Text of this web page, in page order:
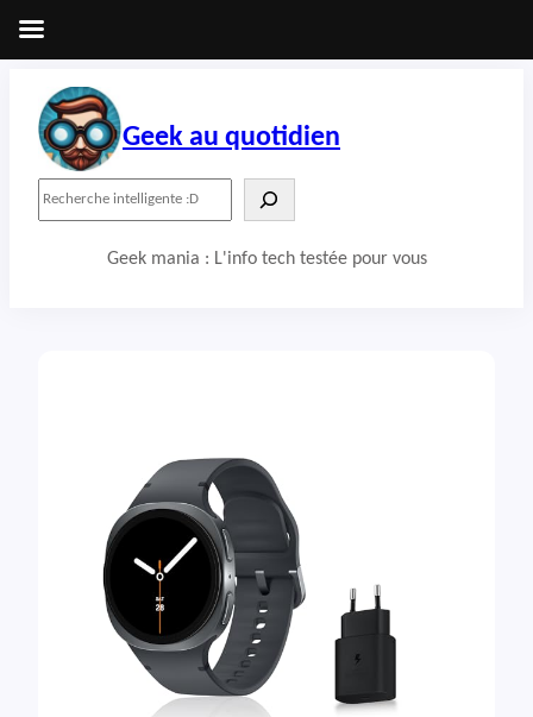
contenu
Geek au quotidien
Geek mania : L'info tech testée pour vous